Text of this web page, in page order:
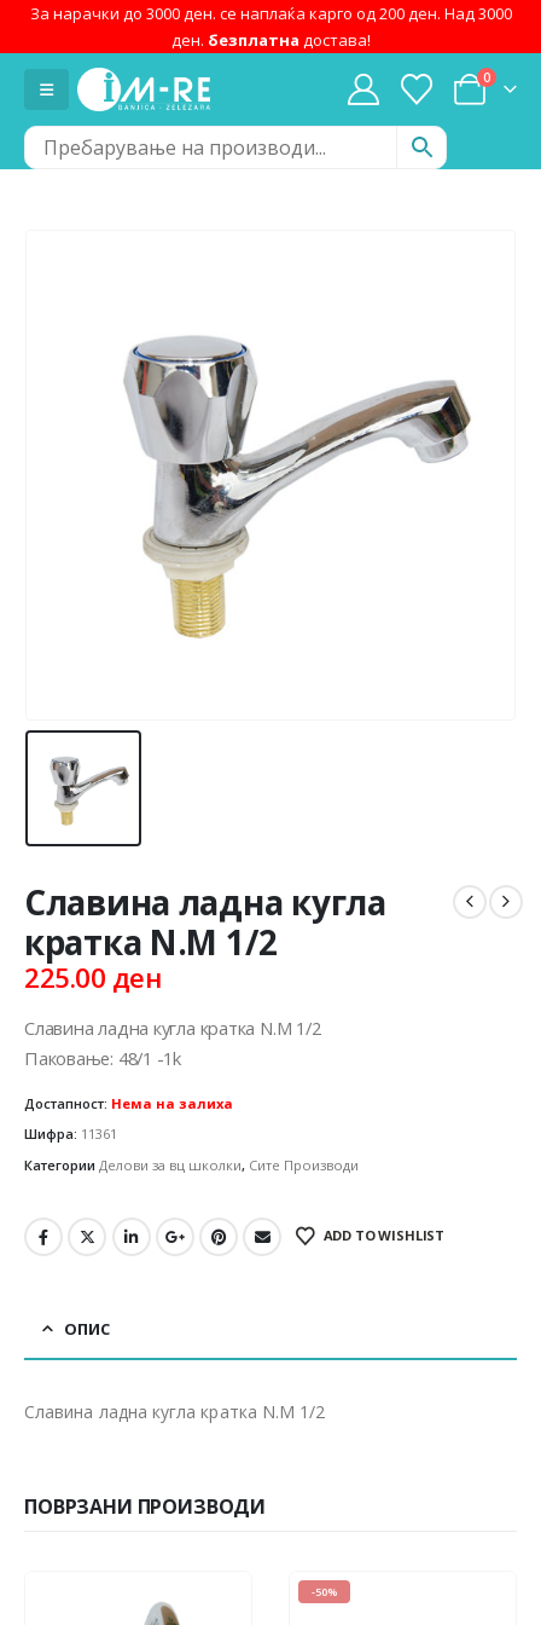
За нарачки до 3000 ден. се наплаќа карго од 200 ден. Над 3000
ден. безплатна достава!
0
Славина ладна кугла
кратка N.M 1/2
225.00 ден
Славина ладна кугла кратка N.M 1/2
Паковање: 48/1 -1k
Достапност: Нема на залиха
Шифра: 11361
Категории Делови за вц школки, Сите Производи
ADD TO WISHLIST
ОПИС
Славина ладна кугла кратка N.M 1/2
ПОВРЗАНИ ПРОИЗВОДИ